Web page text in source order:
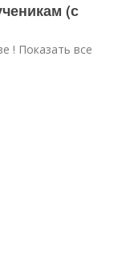
(с
! Показать все